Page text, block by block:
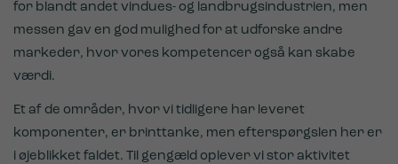
for blandt andet vindues- og landbrugsindustrien, men
messen gav en god mulighed for at udforske andre
markeder, hvor vores kompetencer også kan skabe
værdi.
Et af de områder, hvor vi tidligere har leveret
komponenter, er brinttanke, men efterspørgslen her er
i øjeblikket faldet. Til gengæld oplever vi stor aktivitet